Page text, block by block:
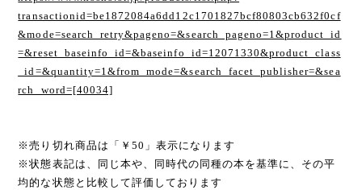
transactionid=be1872084a6dd12c1701827bcf80803cb632f0cf
&mode=search_retry&pageno=&search_pageno=1&product_id
=&reset_baseinfo_id=&baseinfo_id=12071330&product_class
_id=&quantity=1&from_mode=&search_facet_publisher=&sea
rch_word=[40034]
※売り切れ商品は「￥50」表示になります
※状態表記は、同じ本や、同時代の同種の本を基準に、その平
均的な状態と比較して評価しております